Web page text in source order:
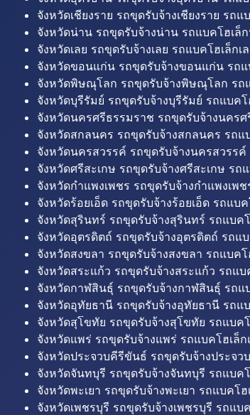
จังหวัดเชียงราย รถขุดรับจ้างเชียงราย รถ
จังหวัดน่าน รถขุดรับจ้างน่าน รถแบคโฮเ
จังหวัดเลย รถขุดรับจ้างเลย รถแบคโฮเล็ก
จังหวัดขอนแก่น รถขุดรับจ้างขอนแก่น รถ
จังหวัดพิษณุโลก รถขุดรับจ้างพิษณุโลก ร
จังหวัดบุรีรัมย์ รถขุดรับจ้างบุรีรัมย์ รถแบค
จังหวัดนครศรีธรรมราช รถขุดรับจ้างนคร
จังหวัดสกลนคร รถขุดรับจ้างสกลนคร รถ
จังหวัดนครสวรรค์ รถขุดรับจ้างนครสวรร
จังหวัดศรีสะเกษ รถขุดรับจ้างศรีสะเกษ รถ
จังหวัดกำแพงเพชร รถขุดรับจ้างกำแพงเพ
จังหวัดร้อยเอ็ด รถขุดรับจ้างร้อยเอ็ด รถแบ
จังหวัดสุรินทร์ รถขุดรับจ้างสุรินทร์ รถแบ
จังหวัดอุตรดิตถ์ รถขุดรับจ้างอุตรดิตถ์ รถแ
จังหวัดสงขลา รถขุดรับจ้างสงขลา รถแบค
จังหวัดสระแก้ว รถขุดรับจ้างสระแก้ว รถแ
จังหวัดกาฬสินธุ์ รถขุดรับจ้างกาฬสินธุ์ รถ
จังหวัดอุทัยธานี รถขุดรับจ้างอุทัยธานี รถ
จังหวัดสุโขทัย รถขุดรับจ้างสุโขทัย รถแบ
จังหวัดแพร่ รถขุดรับจ้างแพร่ รถแบคโฮเล็
จังหวัดประจวบคีรีขันธ์ รถขุดรับจ้างประจ
จังหวัดจันทบุรี รถขุดรับจ้างจันทบุรี รถแบ
จังหวัดพะเยา รถขุดรับจ้างพะเยา รถแบคโ
จังหวัดเพชรบุรี รถขุดรับจ้างเพชรบุรี รถแ